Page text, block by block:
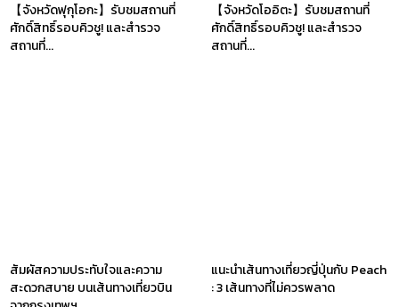
【จังหวัดฟุกุโอกะ】รับชมสถานที่
ศักดิ์สิทธิ์รอบคิวชู! และสำรวจ
สถานที่...
【จังหวัดโออิตะ】รับชมสถานที่
ศักดิ์สิทธิ์รอบคิวชู! และสำรวจ
สถานที่...
สัมผัสความประทับใจและความ
สะดวกสบาย บนเส้นทางเที่ยวบิน
แนะนำเส้นทางเที่ยวญี่ปุ่นกับ Peach
: 3 เส้นทางที่ไม่ควรพลาด